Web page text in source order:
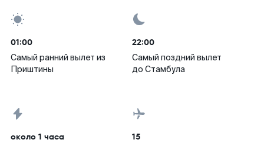
01:00
Самый ранний вылет из
Приштины
22:00
Самый поздний вылет
до Стамбула
около 1 часа 15